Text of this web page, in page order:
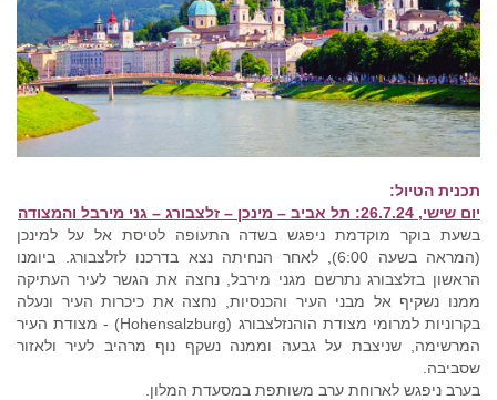
תכנית הטיול:
יום שישי, 26.7.24: תל אביב – מינכן – זלצבורג – גני מירבל והמצודה
בשעת בוקר מוקדמת ניפגש בשדה התעופה לטיסת אל על למינכן
(המראה בשעה 6:00), לאחר הנחיתה נצא בדרכנו לזלצבורג. ביומנו
הראשון בזלצבורג נתרשם מגני מירבל, נחצה את הגשר לעיר העתיקה
ממנו נשקיף אל מבני העיר והכנסיות, נחצה את כיכרות העיר ונעלה
בקרוניות למרומי מצודת הוהנזלצבורג (Hohensalzburg) - מצודת העיר
המרשימה, שניצבת על גבעה וממנה נשקף נוף מרהיב לעיר ולאזור
שסביבה.
בערב ניפגש לארוחת ערב משותפת במסעדת המלון.